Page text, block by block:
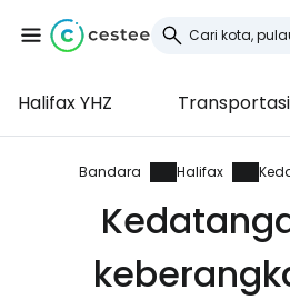
Halifax YHZ Transportasi
Bandara Halifax
Masuk ke
... komunitas perjalanan
Lanjutkan